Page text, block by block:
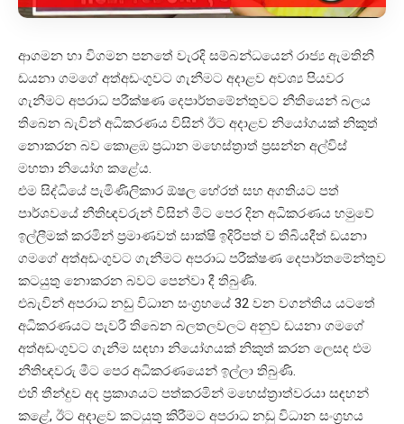
ආගමන හා විගමන පනතේ වැරදි සම්බන්ධයෙන් රාජ්‍ය ඇමතිනී
ඩයනා ගමගේ අත්අඩංගුවට ගැනීමට අදාළව අවශ්‍ය පියවර
ගැනීමට අපරාධ පරීක්ෂණ දෙපාර්තමේන්තුවට නීතියෙන් බලය
තිබෙන බැවින් අධිකරණය විසින් ඊට අදාළව නියෝගයක් නිකුත්
නොකරන බව කොළඹ ප්‍රධාන මහෙස්ත්‍රාත් ප්‍රසන්න අල්විස්
මහතා නියෝග කළේය.
එම සිද්ධියේ පැමිණිලිකාර ඕෂල හේරත් සහ අගතියට පත්
පාර්ශවයේ නීතිඥවරුන් විසින් මීට පෙර දින අධිකරණය හමුවේ
ඉල්ලීමක් කරමින් ප්‍රමාණවත් සාක්ෂි ඉදිරිපත් ව තිබියදීත් ඩයනා
ගමගේ අත්අඩංගුවට ගැනීමට අපරාධ පරීක්ෂණ දෙපාර්තමේන්තුව
කටයුතු නොකරන බවට පෙන්වා දී තිබුණි.
එබැවින් අපරාධ නඩු විධාන සංග්‍රහයේ 32 වන වගන්තිය යටතේ
අධිකරණයට පැවරී තිබෙන බලතලවලට අනුව ඩයනා ගමගේ
අත්අඩංගුවට ගැනීම සඳහා නියෝගයක් නිකුත් කරන ලෙසද එම
නීතිඥවරු මීට පෙර අධිකරණයෙන් ඉල්ලා තිබුණි.
එහි තීන්දුව අද ප්‍රකාශයට පත්කරමින් මහෙස්ත්‍රාත්වරයා සඳහන්
කළේ, ඊට අදාළව කටයුතු කිරීමට අපරාධ නඩු විධාන සංග්‍රහය